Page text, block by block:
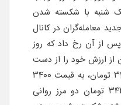
شنبه با شکسته شدن
جدید معامله‌گران در کانال
از آن رخ داد که روز
بازار ارز ۱۵ تومان از ارزش خود را از دست
داد و با شکستن مرز روانی ۳۴۰۵ تومان، به قیمت ۳۴۰۰
تومان رسید. نقاط ۳۴۵۰ و ۳۴۲۰ تومان دو مرز روانی